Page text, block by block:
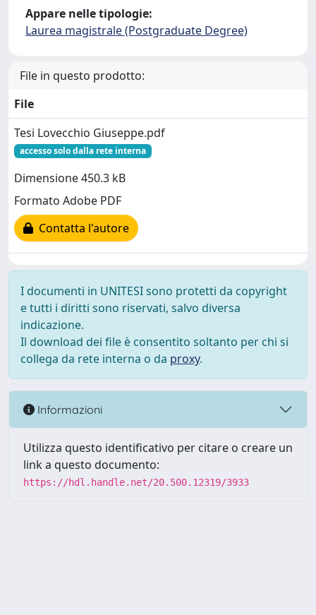
Appare nelle tipologie:
Laurea magistrale (Postgraduate Degree)
File in questo prodotto:
File
Tesi Lovecchio Giuseppe.pdf
accesso solo dalla rete interna
Dimensione 450.3 kB
Formato Adobe PDF
Contatta l'autore
I documenti in UNITESI sono protetti da copyright
e tutti i diritti sono riservati, salvo diversa
indicazione.
Il download dei file è consentito soltanto per chi si
collega da rete interna o da proxy.
Informazioni
Utilizza questo identificativo per citare o creare un
link a questo documento:
https://hdl.handle.net/20.500.12319/3933